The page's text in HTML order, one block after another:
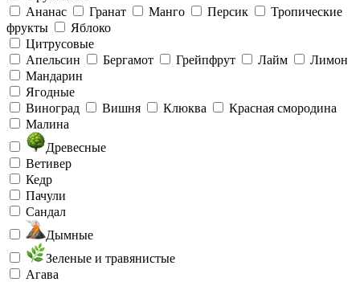
Ананас
Гранат Манго Персик
Тропические
фрукты
Яблоко
Цитрусовые
Апельсин
Бергамот Грейпфрут Лайм
Лимон
Мандарин
Ягодные
Виноград
Вишня Клюква
Красная смородина
Малина
Древесные
Ветивер
Кедр
Пачули
Сандал
Дымные
Зеленые и травянистые
Агава